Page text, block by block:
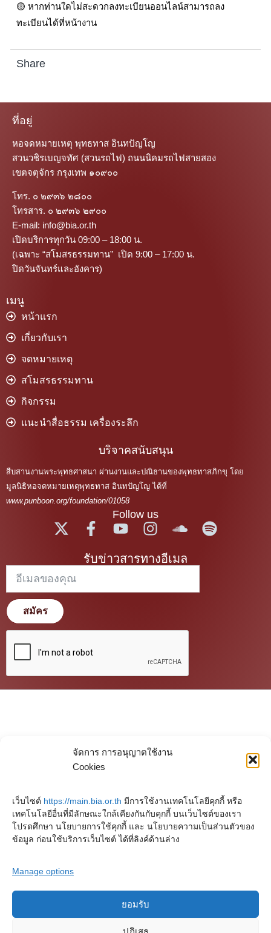
จัดการ การอนุญาตใช้งาน
Cookies
เว็บไซต์ https://main.bia.or.th มีการใช้งานเทคโนโลยีคุกกี้ หรือ
เทคโนโลยีอื่นที่มีลักษณะใกล้เคียงกันกับคุกกี้ บนเว็บไซต์ของเรา
โปรดศึกษา นโยบายการใช้คุกกี้ และ นโยบายความเป็นส่วนตัวของ
ข้อมูล ก่อนใช้บริการเว็บไซต์ ได้ที่ลิงค์ด้านล่าง
Manage options
ยอมรับ
🟡 หากท่านใดไม่สะดวกลงทะเบียนออนไลน์สามารถลง
ทะเบียนได้ที่หน้างาน
Share
ที่อยู่
หอจดหมายเหตุ พุทธทาส อินทปัญโญ
สวนวชิรเบญจทัศ (สวนรถไฟ) ถนนนิคมรถไฟสายสอง
เขตจตุจักร กรุงเทพ ๑๐๙๐๐
โทร. ๐ ๒๙๓๖ ๒๘๐๐
โทรสาร. ๐ ๒๙๓๖ ๒๙๐๐
E-mail: info@bia.or.th
เปิดบริการทุกวัน 09:00 – 18:00 น.
(เฉพาะ “สโมสรธรรมทาน” เปิด 9:00 – 17:00 น.
ปิดวันจันทร์และอังคาร)
เมนู
หน้าแรก
เกี่ยวกับเรา
จดหมายเหตุ
สโมสรธรรมทาน
กิจกรรม
แนะนำสื่อธรรม เครื่องระลึก
บริจาคสนับสนุน
สืบสานงานพระพุทธศาสนา ผ่านงานและปณิธานของพุทธทาสภิกขุ โดย
มูลนิธิหอจดหมายเหตุพุทธทาส อินทปัญโญ ได้ที่
www.punboon.org/foundation/01058
Follow us
รับข่าวสารทางอีเมล
สมัคร
ลิขสิทธิ์ © 2025 หอจดหมายเหตุพุทธทาส อินทปัญโญ. สงวนไว้ซึ่งสิทธิทั้งหมด